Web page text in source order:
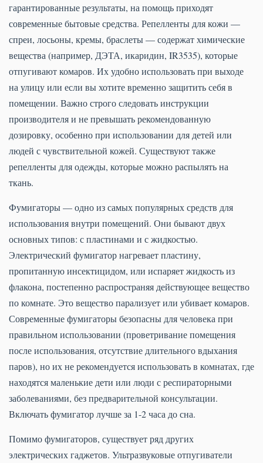
гарантированные результаты, на помощь приходят
современные бытовые средства. Репелленты для кожи —
спреи, лосьоны, кремы, браслеты — содержат химические
вещества (например, ДЭТА, икаридин, IR3535), которые
отпугивают комаров. Их удобно использовать при выходе
на улицу или если вы хотите временно защитить себя в
помещении. Важно строго следовать инструкции
производителя и не превышать рекомендованную
дозировку, особенно при использовании для детей или
людей с чувствительной кожей. Существуют также
репелленты для одежды, которые можно распылять на
ткань.
Фумигаторы — одно из самых популярных средств для
использования внутри помещений. Они бывают двух
основных типов: с пластинами и с жидкостью.
Электрический фумигатор нагревает пластину,
пропитанную инсектицидом, или испаряет жидкость из
флакона, постепенно распространяя действующее вещество
по комнате. Это вещество парализует или убивает комаров.
Современные фумигаторы безопасны для человека при
правильном использовании (проветривание помещения
после использования, отсутствие длительного вдыхания
паров), но их не рекомендуется использовать в комнатах, где
находятся маленькие дети или люди с респираторными
заболеваниями, без предварительной консультации.
Включать фумигатор лучше за 1-2 часа до сна.
Помимо фумигаторов, существует ряд других
электрических гаджетов. Ультразвуковые отпугиватели